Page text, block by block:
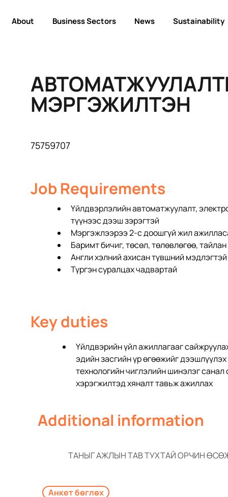
About Business Sectors News Sustainability
МЭРГЭЖИЛТЭН
75759707
Job Requirements
Үйлдвэрлэлийн автоматжуулалт,
түүнээс дээш зэрэгтэй
Мэргэжлээрээ 2-с доошгүй жил
Баримт бичиг, төсөл, төлөвлөгөө,
Англи хэлний ахисан түвшний мэдлэгтэй
Түргэн суралцах чадвартай
Key duties
Үйлдвэрийн үйл ажиллагааг
эдийн засгийн үр өгөөжийг
технологийн чиглэлийн шинэлэг
хэрэгжилтэд хяналт тавьж ажиллах
Additional information
ТАНЫГ АЖЛЫН ТАВ ТУХТАЙ ОРЧИН
Анкет бөглөх